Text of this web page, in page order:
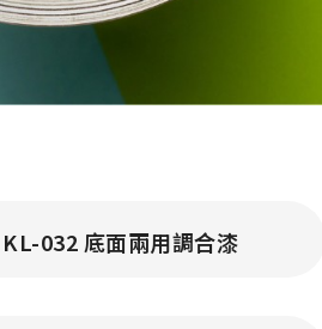
KL-032 底面兩用調合漆